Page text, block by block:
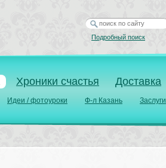
Хроники счастья Доставка
Идеи / фотоуроки Ф-л Казань Заслуги
Подробный поиск